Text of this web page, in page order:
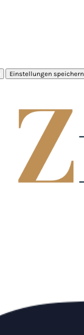
Einstellungen speichern